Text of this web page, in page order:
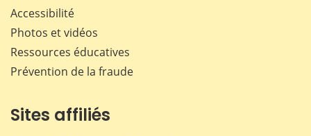
Accessibilité
Photos et vidéos
Ressources éducatives
Prévention de la fraude
Sites affiliés